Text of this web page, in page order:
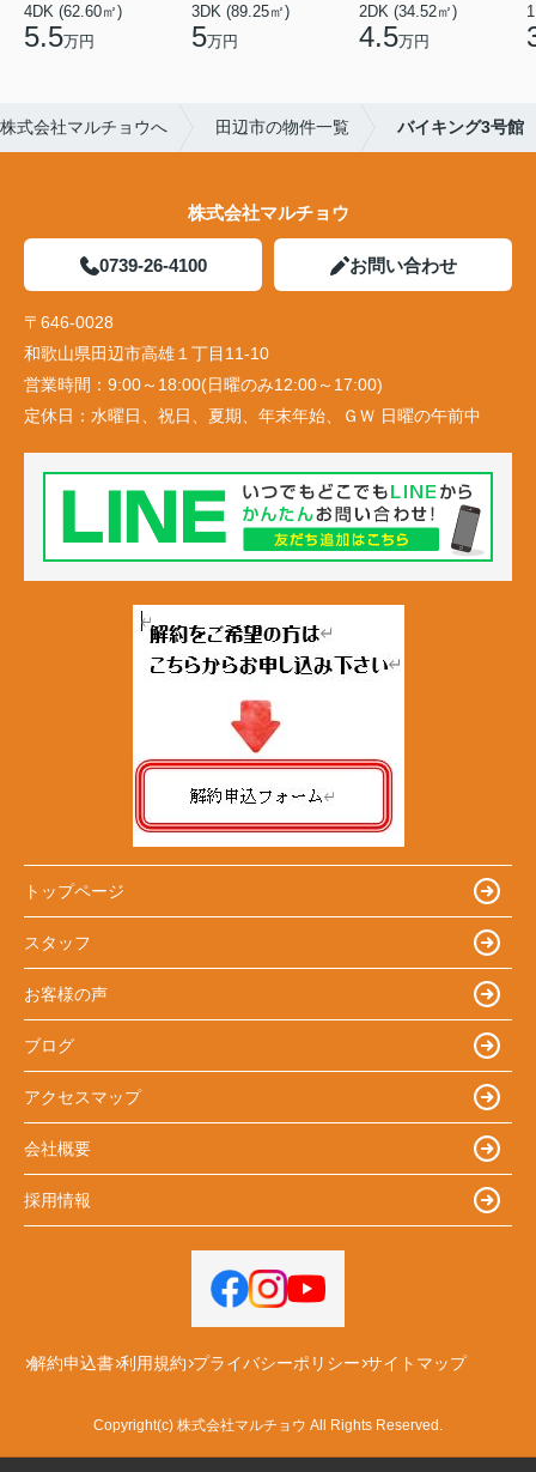
4DK (62.60㎡)
5.5万円
3DK (89.25㎡)
5万円
2DK (34.52㎡)
4.5万円
式会社マルチョウへ 田辺市の物件一覧 バイキング3号館
株式会社マルチョウ
0739-26-4100 お問い合わせ
〒646-0028
和歌山県田辺市高雄１丁目11-10
営業時間： 9:00～18:00(日曜のみ12:00～17:00)
定休日： 水曜日、祝日、夏期、年末年始、ＧＷ 日曜の午前中
トップページ
スタッフ
お客様の声
ブログ
アクセスマップ
会社概要
採用情報
解約申込書 利用規約 プライバシーポリシー サイトマップ
Copyright(c) 株式会社マルチョウ All Rights Reserved.